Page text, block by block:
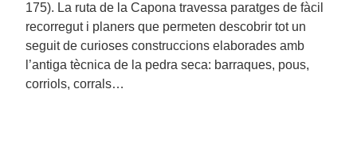
175). La ruta de la Capona travessa paratges de fàcil
recorregut i planers que permeten descobrir tot un
seguit de curioses construccions elaborades amb
l’antiga tècnica de la pedra seca: barraques, pous,
corriols, corrals…